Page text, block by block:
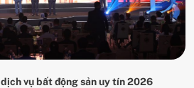
vụ bất động sản uy tín 2026